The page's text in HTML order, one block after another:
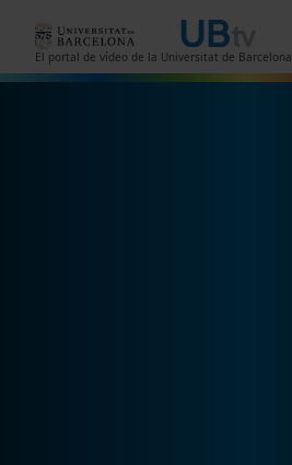
El portal de vídeo de la Universitat de Barcelona